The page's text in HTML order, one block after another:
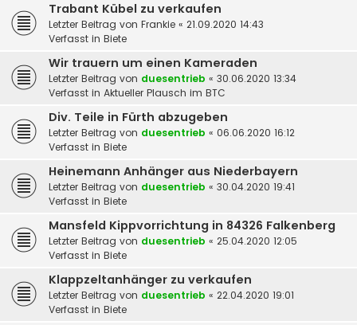
Trabant Kübel zu verkaufen
Letzter Beitrag von Frankie « 21.09.2020 14:43
Verfasst in Biete
Wir trauern um einen Kameraden
Letzter Beitrag von duesentrieb « 30.06.2020 13:34
Verfasst in Aktueller Plausch im BTC
Div. Teile in Fürth abzugeben
Letzter Beitrag von duesentrieb « 06.06.2020 16:12
Verfasst in Biete
Heinemann Anhänger aus Niederbayern
Letzter Beitrag von duesentrieb « 30.04.2020 19:41
Verfasst in Biete
Mansfeld Kippvorrichtung in 84326 Falkenberg
Letzter Beitrag von duesentrieb « 25.04.2020 12:05
Verfasst in Biete
Klappzeltanhänger zu verkaufen
Letzter Beitrag von duesentrieb « 22.04.2020 19:01
Verfasst in Biete